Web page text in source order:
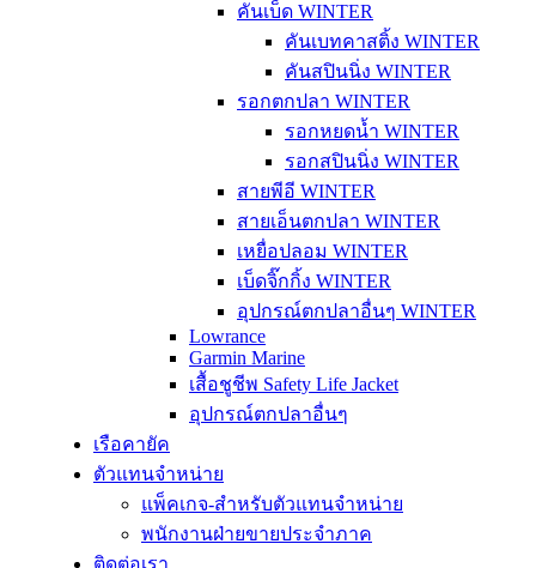
คันเบ็ด WINTER
คันเบทคาสติ้ง WINTER
คันสปินนิ่ง WINTER
รอกตกปลา WINTER
รอกหยดน้ำ WINTER
รอกสปินนิ่ง WINTER
สายพีอี WINTER
สายเอ็นตกปลา WINTER
เหยื่อปลอม WINTER
เบ็ดจิ๊กกิ้ง WINTER
อุปกรณ์ตกปลาอื่นๆ WINTER
Lowrance
Garmin Marine
เสื้อชูชีพ Safety Life Jacket
อุปกรณ์ตกปลาอื่นๆ
เรือคายัค
ตัวแทนจำหน่าย
แพ็คเกจ-สำหรับตัวแทนจำหน่าย
พนักงานฝ่ายขายประจำภาค
ติดต่อเรา